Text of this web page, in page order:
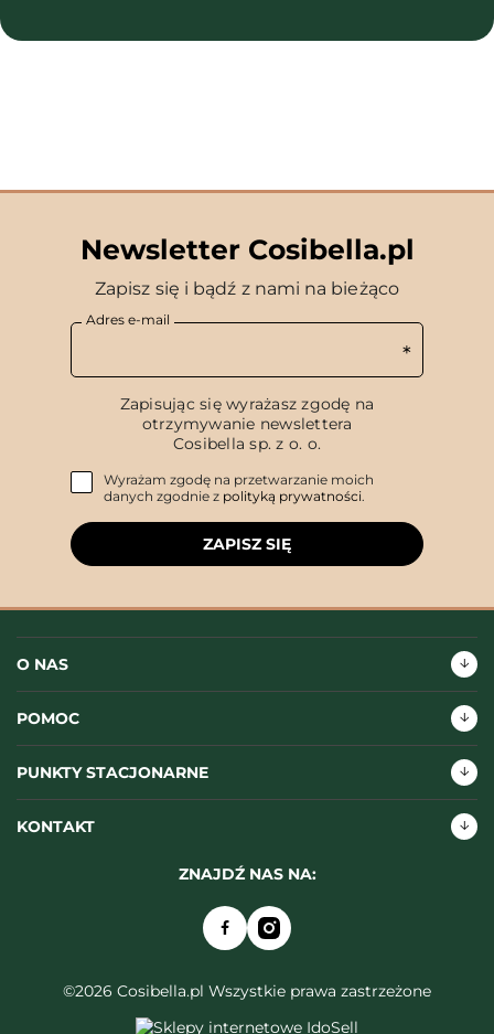
Newsletter Cosibella.pl
Zapisz się i bądź z nami na bieżąco
Adres e-mail
Zapisując się wyrażasz zgodę na
otrzymywanie newslettera
Cosibella sp. z o. o.
Wyrażam zgodę na przetwarzanie moich
danych zgodnie z polityką prywatności.
ZAPISZ SIĘ
O NAS
POMOC
PUNKTY STACJONARNE
KONTAKT
ZNAJDŹ NAS NA:
©2026 Cosibella.pl Wszystkie prawa zastrzeżone